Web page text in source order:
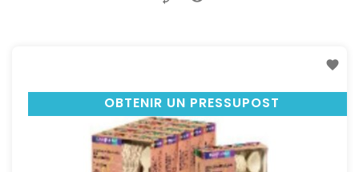
OBTENIR UN PRESSUPOST